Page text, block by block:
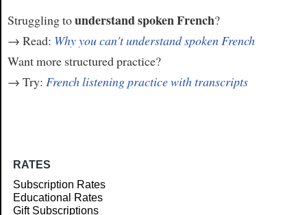
Struggling tounderstand spoken French?
→ Read: Why you can't understand spoken French
Want more structured practice?
→ Try: French listening practice with transcripts
RATES
Subscription Rates
Educational Rates
Gift Subscriptions